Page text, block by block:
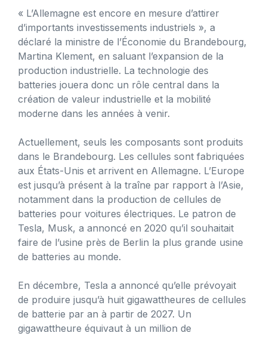
« L’Allemagne est encore en mesure d’attirer
d’importants investissements industriels », a
déclaré la ministre de l’Économie du Brandebourg,
Martina Klement, en saluant l’expansion de la
production industrielle. La technologie des
batteries jouera donc un rôle central dans la
création de valeur industrielle et la mobilité
moderne dans les années à venir.
Actuellement, seuls les composants sont produits
dans le Brandebourg. Les cellules sont fabriquées
aux États-Unis et arrivent en Allemagne. L’Europe
est jusqu’à présent à la traîne par rapport à l’Asie,
notamment dans la production de cellules de
batteries pour voitures électriques. Le patron de
Tesla, Musk, a annoncé en 2020 qu’il souhaitait
faire de l’usine près de Berlin la plus grande usine
de batteries au monde.
En décembre, Tesla a annoncé qu’elle prévoyait
de produire jusqu’à huit gigawattheures de cellules
de batterie par an à partir de 2027. Un
gigawattheure équivaut à un million de